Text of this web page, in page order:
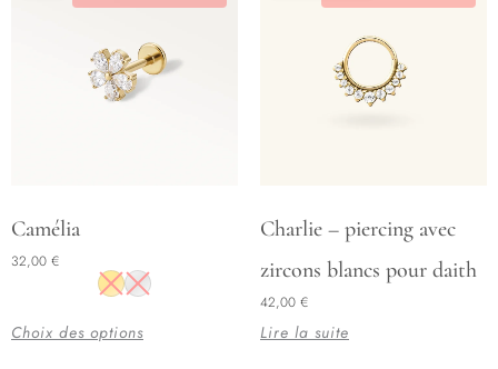
Camélia
32,00 €
Choix des options
Ce
produit
variations.
Charlie – piercing avec
zircons blancs pour daith
42,00 €
Lire la suite